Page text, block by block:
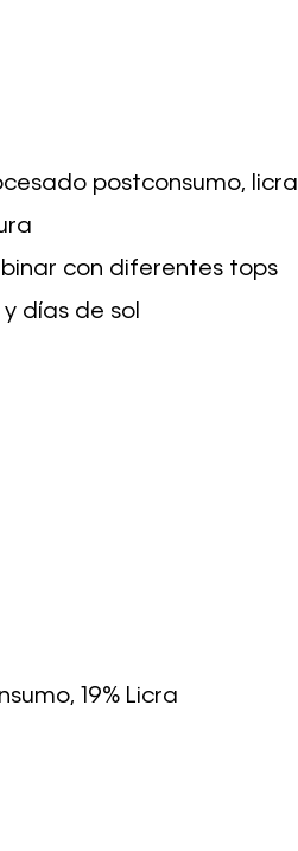
postconsumo, licra
con diferentes tops
días de sol
19% Licra